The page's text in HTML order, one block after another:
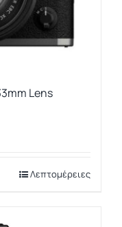
Lens
Λεπτομέρειες